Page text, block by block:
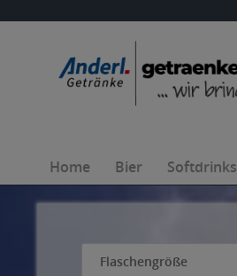
Home Bier Softdrinks
Flaschengröße